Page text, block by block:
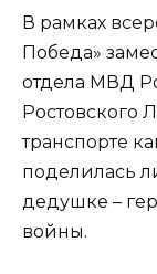
В рамках
Победа»
отдела МВД
транспорте
поделилась
дедушке –
войны.